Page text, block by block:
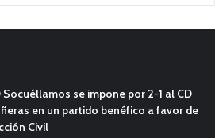
Socuéllamos se impone por 2-1 al CD
en un partido benéfico a favor de
Civil